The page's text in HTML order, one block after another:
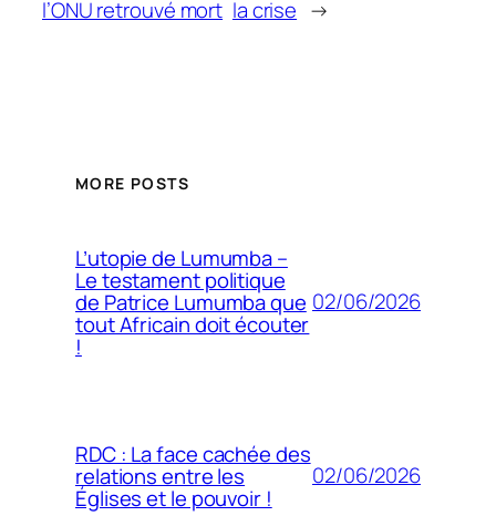
l’ONU retrouvé mort la crise →
MORE POSTS
L’utopie de Lumumba –
Le testament politique
de Patrice Lumumba que
tout Africain doit écouter
!
02/06/2026
RDC : La face cachée des
relations entre les
Églises et le pouvoir !
02/06/2026